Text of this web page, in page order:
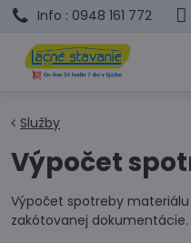
Info : 0948 161 772
Služby
Výpočet
Výpočet spotreby
zakótovanej dokumentácie.